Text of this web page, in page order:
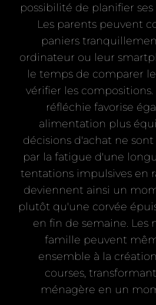
possibilité de planifier ses
Les parents peuvent
paniers
ordinateur ou leur
le temps de comparer
vérifier les
réfléchie favorise
alimentation plus
décisions d'achat ne
par la fatigue d'une
tentations impulsives en
deviennent ainsi un
plutôt qu'une corvée
en fin de semaine. Les
famille peuvent
ensemble à la
courses,
ménagère en un